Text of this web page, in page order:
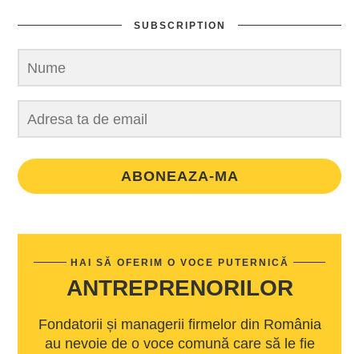
SUBSCRIPTION
ABONEAZA-MA
HAI SĂ OFERIM O VOCE PUTERNICĂ
ANTREPRENORILOR
Fondatorii și managerii firmelor din România
au nevoie de o voce comună care să le fie